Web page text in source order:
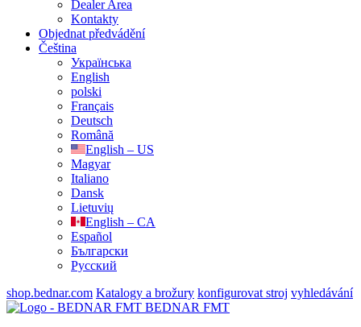
Dealer Area
Kontakty
Objednat předvádění
Čeština
Українська
English
polski
Français
Deutsch
Română
English – US
Magyar
Italiano
Dansk
Lietuvių
English – CA
Español
Български
Русский
shop.bednar.com Katalogy a brožury konfigurovat stroj vyhledávání
BEDNAR FMT